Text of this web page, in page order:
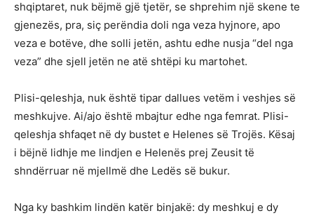
shqiptaret, nuk bëjmë gjë tjetër, se shprehim një skene te
gjenezës, pra, siç perëndia doli nga veza hyjnore, apo
veza e botëve, dhe solli jetën, ashtu edhe nusja “del nga
veza” dhe sjell jetën ne atë shtëpi ku martohet.
Plisi-qeleshja, nuk është tipar dallues vetëm i veshjes së
meshkujve. Ai/ajo është mbajtur edhe nga femrat. Plisi-
qeleshja shfaqet në dy bustet e Helenes së Trojës. Kësaj
i bëjnë lidhje me lindjen e Helenës prej Zeusit të
shndërruar në mjellmë dhe Ledës së bukur.
Nga ky bashkim lindën katër binjakë: dy meshkuj e dy